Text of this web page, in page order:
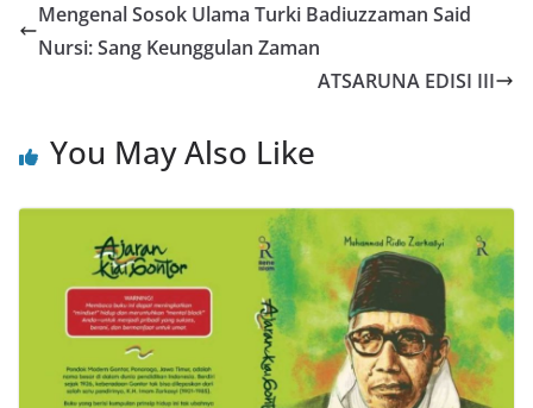
Mengenal Sosok Ulama Turki Badiuzzaman Said
Nursi: Sang Keunggulan Zaman
ATSARUNA EDISI III
You May Also Like